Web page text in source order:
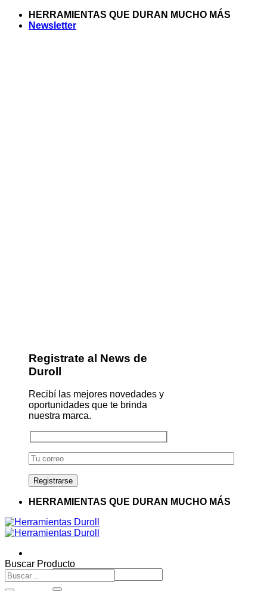
Saltar
HERRAMIENTAS QUE DURAN MUCHO MÁS
Newsletter
Registrate al News de
Duroll
Recibí las mejores novedades y
oportunidades que te brinda
nuestra marca.
HERRAMIENTAS QUE DURAN MUCHO MÁS
Buscar
por:
Buscar Producto
Buscar
por: